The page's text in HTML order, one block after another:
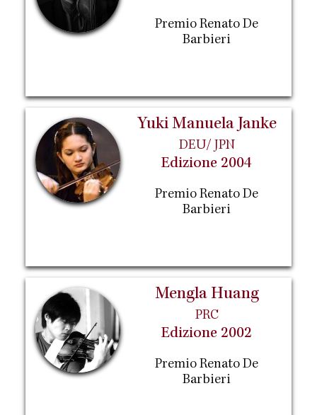
Premio Renato De
Barbieri
Yuki Manuela Janke
DEU/ JPN
Edizione 2004
Premio Renato De
Barbieri
Mengla Huang
PRC
Edizione 2002
Premio Renato De
Barbieri